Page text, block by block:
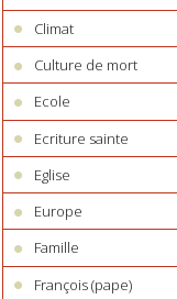
Climat
Culture de mort
Ecole
Ecriture sainte
Eglise
Europe
Famille
François (pape)